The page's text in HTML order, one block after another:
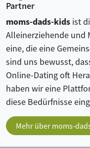
Partner
moms-dads-kids ist
Alleinerziehende und
eine, die eine
sind uns bewusst,
Online-Dating oft
haben wir eine
diese Bedürfnisse
Mehr über moms-